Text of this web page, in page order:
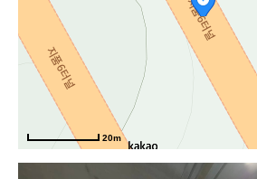
20m